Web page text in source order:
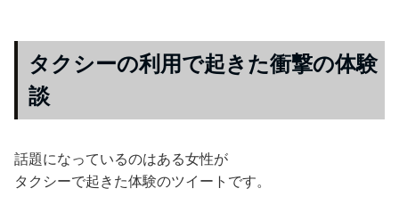
タクシーの利用で起きた衝撃の体験
談
話題になっているのはある女性が
タクシーで起きた体験のツイートです。